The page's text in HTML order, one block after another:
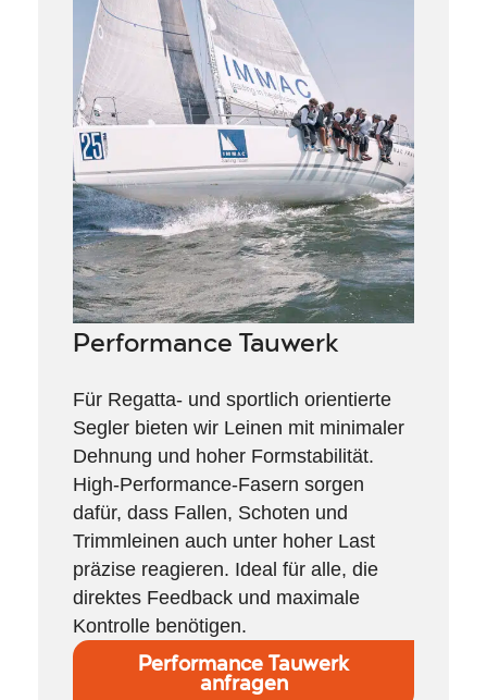
Performance Tauwerk
Für Regatta- und sportlich orientierte
Segler bieten wir Leinen mit minimaler
Dehnung und hoher Formstabilität.
High-Performance-Fasern sorgen
dafür, dass Fallen, Schoten und
Trimmleinen auch unter hoher Last
präzise reagieren. Ideal für alle, die
direktes Feedback und maximale
Kontrolle benötigen.
Performance Tauwerk
anfragen